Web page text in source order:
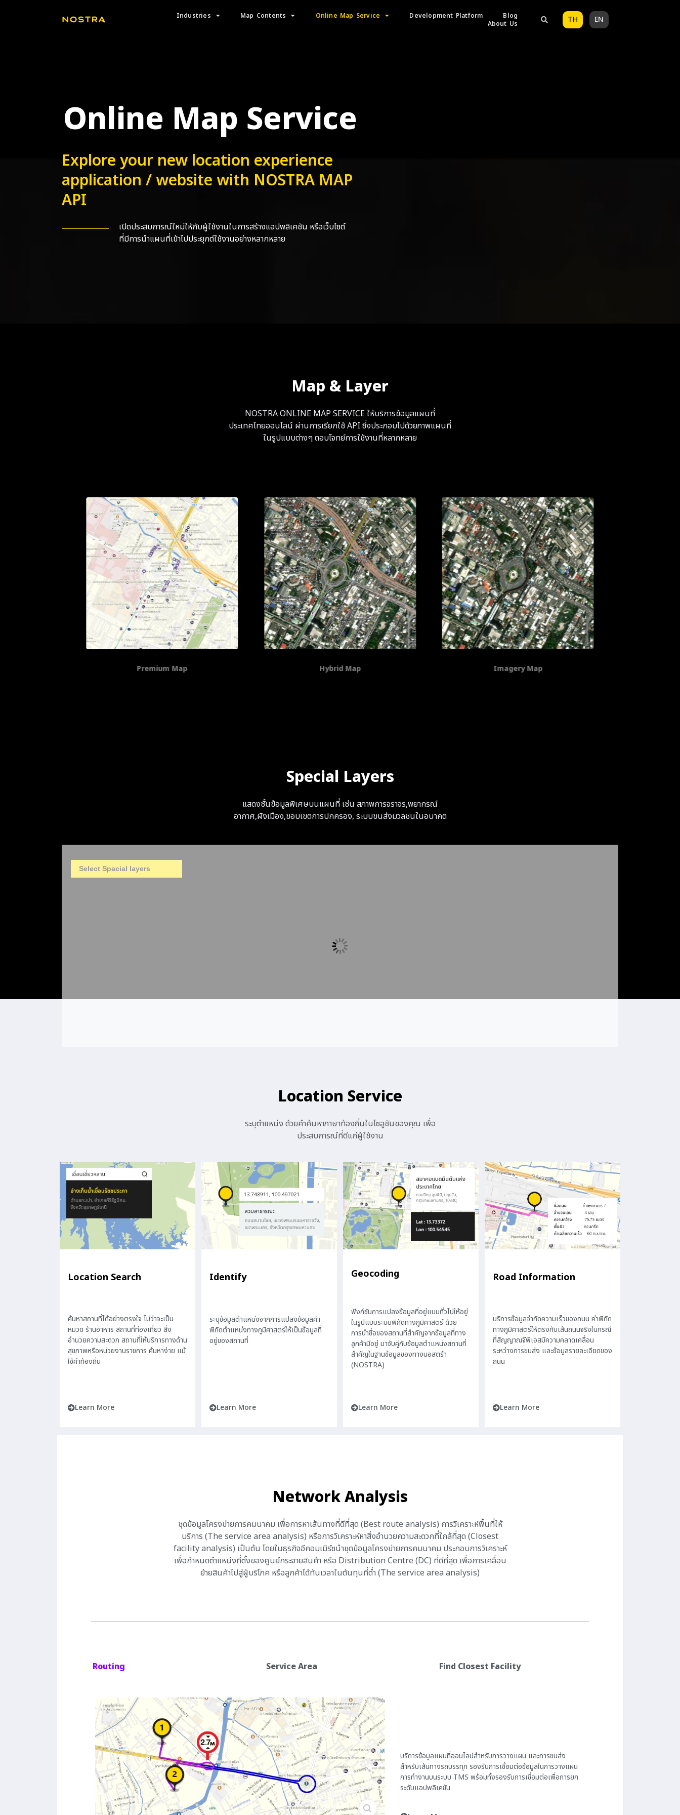
Industries Map Contents Online Map Service Development Platform
Blog
About Us
TH EN
Online Map Service
Explore your new location experience
application / website with NOSTRA MAP
API
เปิดประสบการณ์ใหม่ให้กับผู้ใช้งานในการสร้างแอปพลิเคชัน หรือเว็บไซต์
ที่มีการนำแผนที่เข้าไปประยุกต์ใช้งานอย่างหลากหลาย
Map & Layer
NOSTRA ONLINE MAP SERVICE ให้บริการข้อมูลแผนที่
ประเทศไทยออนไลน์ ผ่านการเรียกใช้ API ซึ่งประกอบไปด้วยภาพแผนที่
ในรูปแบบต่างๆ ตอบโจทย์การใช้งานที่หลากหลาย
Hybrid Map Imagery Map Openstreet Map
Special Layers
แสดงชั้นข้อมูลพิเศษบนแผนที่ เช่น สภาพการจราจร,พยากรณ์
อากาศ,ผังเมือง,ขอบเขตการปกครอง, ระบบขนส่งมวลชนในอนาคต
Location Service
ระบุตำแหน่ง ด้วยคำค้นหาภาษาท้องถิ่นในโซลูชันของคุณ เพื่อ
ประสบการณ์ที่ดีแก่ผู้ใช้งาน
Location Search
ค้นหาสถานที่ได้อย่างตรงใจ ไม่ว่าจะเป็น
หมวด ร้านอาหาร สถานที่ท่องเที่ยว สิ่ง
อำนวยความสะดวก สถานที่ให้บริการทางด้าน
สุขภาพหรือหน่วยงานราชการ ค้นหาง่าย แม้
ใช้คำท้องถิ่น
Learn More
Identify
ระบุข้อมูลตำแหน่งจากการแปลงข้อมูลค่า
พิกัดตำแหน่งทางภูมิศาสตร์ให้เป็นข้อมูลที่
อยู่ของสถานที่
Learn More
Geocoding
ฟังก์ชันการแปลงข้อมูลที่อยู่แบบทั่วไปให้อยู่
ในรูปแบบระบบพิกัดทางภูมิศาสตร์ ด้วย
การนำชื่อของสถานที่สำคัญจากข้อมูลที่ทาง
ลูกค้ามีอยู่ มาจับคู่กับข้อมูลตำแหน่งสถานที่
สำคัญในฐานข้อมูลของทางนอสตร้า
(NOSTRA)
Learn More
Road Information
บริการข้อมูลจำกัดความเร็วของถนน ค่าพิกัด
ทางภูมิศาสตร์ให้ตรงกับเส้นถนนจริงในกรณี
ที่สัญญาณจีพีเอสมีความคลาดเคลื่อน
ระหว่างการขนส่ง และข้อมูลรายละเอียดของ
ถนน
Learn More
Network Analysis
ชุดข้อมูลโครงข่ายการคมนาคม เพื่อการหาเส้นทางที่ดีที่สุด (Best route analysis) การวิเคราะห์พื้นที่ให้
บริการ (The service area analysis) หรือการวิเคราะห์หาสิ่งอำนวยความสะดวกที่ใกล้ที่สุด (Closest
facility analysis) เป็นต้น โดยในธุรกิจอีคอมเมิร์ซนำชุดข้อมูลโครงข่ายการคมนาคม ประกอบการวิเคราะห์
เพื่อกำหนดตำแหน่งที่ตั้งของศูนย์กระจายสินค้า หรือ Distribution Centre (DC) ที่ดีที่สุด เพื่อการเคลื่อน
ย้ายสินค้าไปสู่ผู้บริโภค หรือลูกค้าได้ทันเวลาในต้นทุนที่ต่ำ (The service area analysis)
Routing Service Area Find Closest Facility
บริการข้อมูลแผนที่ออนไลน์สำหรับการวางแผน และการขนส่ง
สำหรับเส้นทางรถบรรทุก รองรับการเชื่อมต่อข้อมูลในการวางแผน
การทำงานบนระบบ TMS พร้อมทั้งรองรับการเชื่อมต่อเพื่อการยก
ระดับแอปพลิเคชัน